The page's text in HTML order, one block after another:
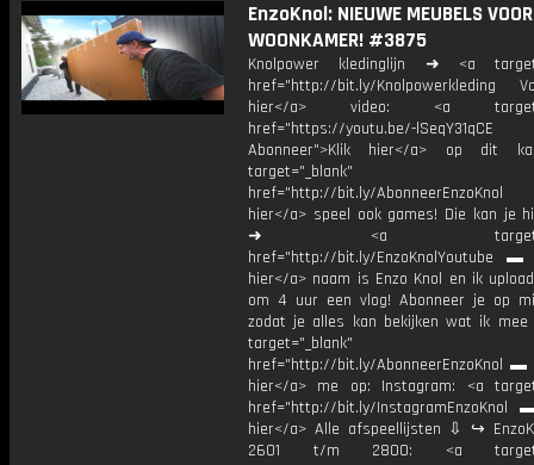
EnzoKnol: NIEUWE MEUBELS
WOONKAMER! #3875
Knolpower kledinglijn ➜ <a
href="http://bit.ly/Knolpowerkleding
hier</a> video: <a
href="https://youtu.be/-lSeqY31qCE
Abonneer">Klik hier</a> op dit
target="_blank"
href="http://bit.ly/
hier</a> speel ook games! Die kan je
➜ <a
href="http://bit.ly/EnzoKnolYoutube ▬
hier</a> naam is Enzo Knol en ik
om 4 uur een vlog! Abonneer je op
zodat je alles kan bekijken wat ik mee
target="_blank"
href="http://bit.ly/AbonneerEnzoKnol ▬
hier</a> me op: Instagram: <a
href="http://bit.ly/InstagramEnzoKnol
hier</a> Alle afspeellijsten ⇩ ↪
2601 t/m 2800: <a